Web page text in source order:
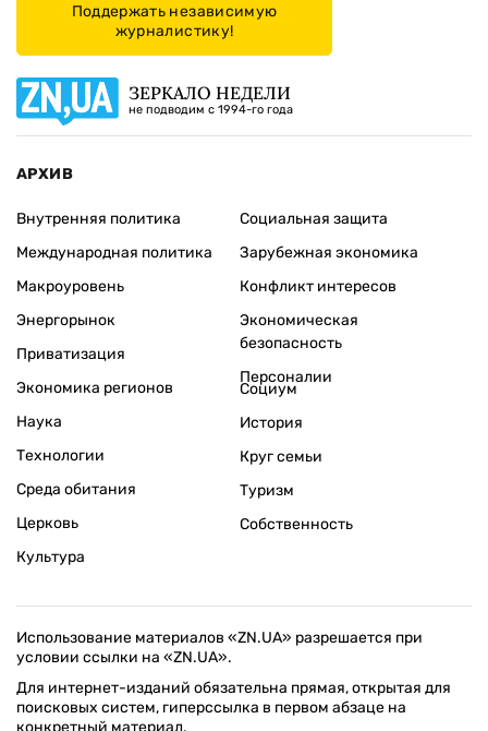
Поддержать независимую
журналистику!
ЗЕРКАЛО НЕДЕЛИ
не подводим с 1994-го года
АРХИВ
Внутренняя политика
Международная политика
Макроуровень
Энергорынок
Приватизация
Экономика регионов
Социальная защита
Зарубежная экономика
Конфликт интересов
Экономическая
безопасность
Персоналии
Наука
Технологии
Среда обитания
Церковь
Культура
Социум
История
Круг семьи
Туризм
Собственность
Использование материалов «ZN.UA» разрешается при
условии ссылки на «ZN.UA».
Для интернет-изданий обязательна прямая, открытая для
поисковых систем, гиперссылка в первом абзаце на
конкретный материал.